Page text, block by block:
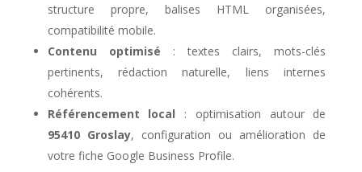
structure propre, balises HTML organisées,
compatibilité mobile.
Contenu optimisé : textes clairs, mots-clés
pertinents, rédaction naturelle, liens internes
cohérents.
Référencement local : optimisation autour de
95410 Groslay, configuration ou amélioration de
votre fiche Google Business Profile.